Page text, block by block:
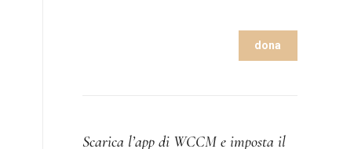
dona
Scarica l’app di WCCM e imposta il